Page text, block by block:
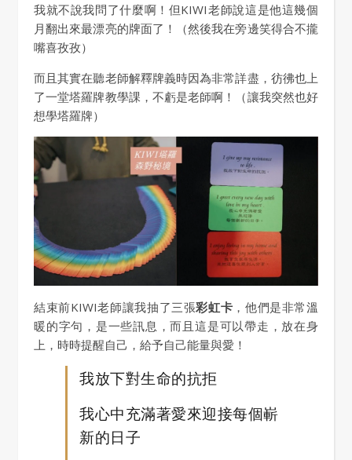
我就不說我問了什麼啊！但KIWI老師說這是他這幾個
月翻出來最漂亮的牌面了！（然後我在旁邊笑得合不攏
嘴喜孜孜）
而且其實在聽老師解釋牌義時因為非常詳盡，彷彿也上
了一堂塔羅牌教學課，不虧是老師啊！（讓我突然也好
想學塔羅牌）
結束前KIWI老師讓我抽了三張彩虹卡 ，他們是非常溫
暖的字句，是一些訊息，而且這是可以帶走，放在身
上，時時提醒自己，給予自己能量與愛！
我放下對生命的抗拒
我心中充滿著愛來迎接每個嶄
新的日子